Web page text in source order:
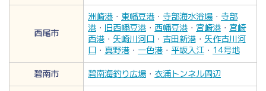
西尾市
洲崎港 ・ 東幡豆港 ・ 寺部海水浴場 ・ 寺部
港 ・ 旧西幡豆港 ・ 西幡豆港 ・ 宮崎港 ・ 宮崎
西港 ・ 矢崎川河口 ・ 吉田新港 ・ 矢作古川河
口 ・ 真野港 ・ 一色港 ・ 平坂入江 ・ 14号地
碧南市
碧南海釣り広場 ・ 衣浦トンネル周辺